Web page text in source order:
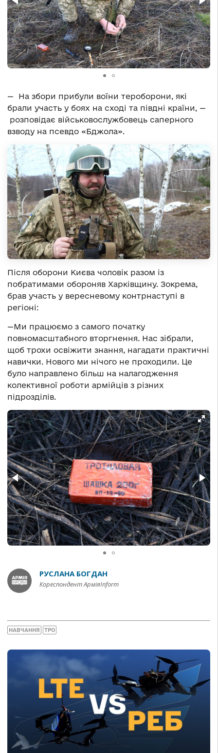
— На збори прибули воїни тероборони, які
брали участь у боях на сході та півдні країни, —
розповідає військовослужбовець саперного
взводу на псевдо «Бджола».
Після оборони Києва чоловік разом із
побратимами обороняв Харківщину. Зокрема,
брав участь у вересневому контрнаступі в
регіоні:
—Ми працюємо з самого початку
повномасштабного вторгнення. Нас зібрали,
щоб трохи освіжити знання, нагадати практичні
навички. Нового ми нічого не проходили. Це
було направлено більш на налагодження
колективної роботи армійців з різних
підрозділів.
РУСЛАНА БОГДАН
Кореспондент АрміяInform
НАВЧАННЯ ТРО